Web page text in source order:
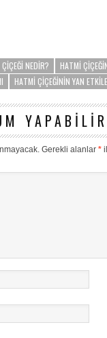
NEDIR?
HATMI
HATMI ÇIÇEĞININ YAN
Gerekli alanlar *